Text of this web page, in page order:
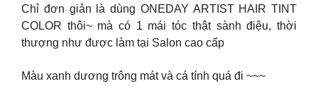
Chỉ đơn giản là dùng ONEDAY ARTIST HAIR TINT
COLOR thôi~ mà có 1 mái tóc thật sành điệu, thời
thượng như được làm tại Salon cao cấp
Màu xanh dương trông mát và cá tính quá đi ~~~